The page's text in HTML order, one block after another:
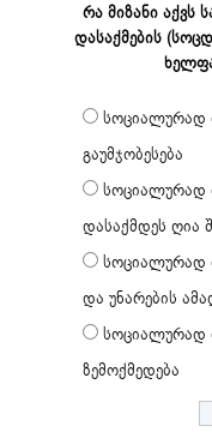
რა მიზანი აქვს
დასაქმების
სოციალურად
გაუმჯობესება
სოციალურად
დასაქმდეს ღია
სოციალურად
და უნარების
სოციალურად
ზემოქმედება